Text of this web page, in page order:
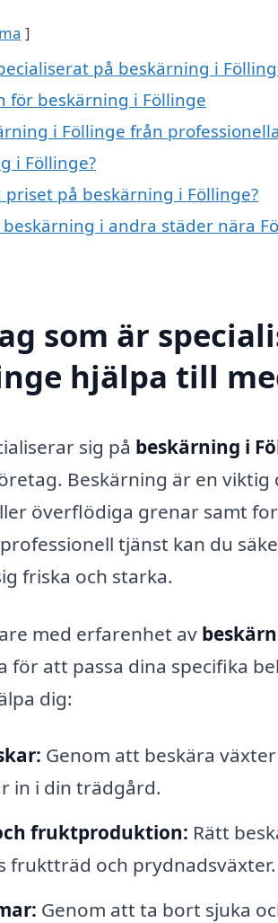
på beskärning i
för beskärning i Föllinge
i Föllinge från
i Föllinge?
på beskärning i Föllinge?
i andra städer nära
som är
hjälpa till
sig på beskärning i
Beskärning är en viktig
överflödiga grenar samt
tjänst kan du
friska och starka.
med erfarenhet av
att passa dina specifika
dig:
Genom att beskära
in i din trädgård.
fruktproduktion: Rätt
och prydnadsväxter.
Genom att ta bort sjuka